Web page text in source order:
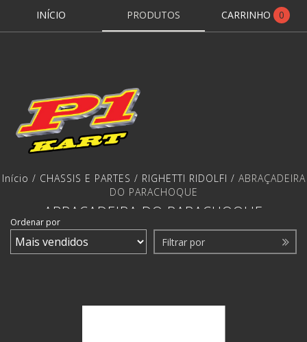
INÍCIO PRODUTOS CARRINHO 0
Início / CHASSIS E PARTES / RIGHETTI RIDOLFI / ABRAÇADEIRA
DO PARACHOQUE
ABRAÇADEIRA DO PARACHOQUE
Ordenar por
Filtrar por